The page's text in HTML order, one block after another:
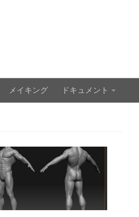
メイキング ドキュメント